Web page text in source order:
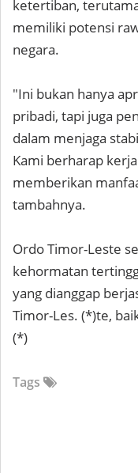
ketertiban,
memiliki potensi
negara.
"Ini bukan hanya
pribadi, tapi juga
dalam menjaga
Kami berharap
memberikan
tambahnya.
Ordo Timor-Leste
kehormatan
yang dianggap
Timor-Les. (*)te,
(*)
Tags